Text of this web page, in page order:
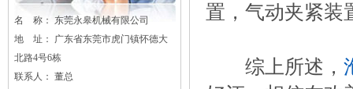
名 称： 东莞永皋机械有限公司
地 址： 广东省东莞市虎门镇怀德大
北路4号6栋
联系人： 董总
置，气动夹紧装
综上所述，